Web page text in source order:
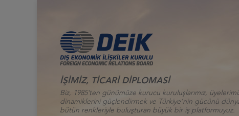
İŞİMİZ, TİCARİ DİPLOMASİ
Biz, 1985’ten günümüze kurucu kuruluşlarımız,
dinamiklerini güçlendirmek ve Türkiye’nin gücünü
bütün renkleriyle buluşturan büyük bir iş platformuyuz.